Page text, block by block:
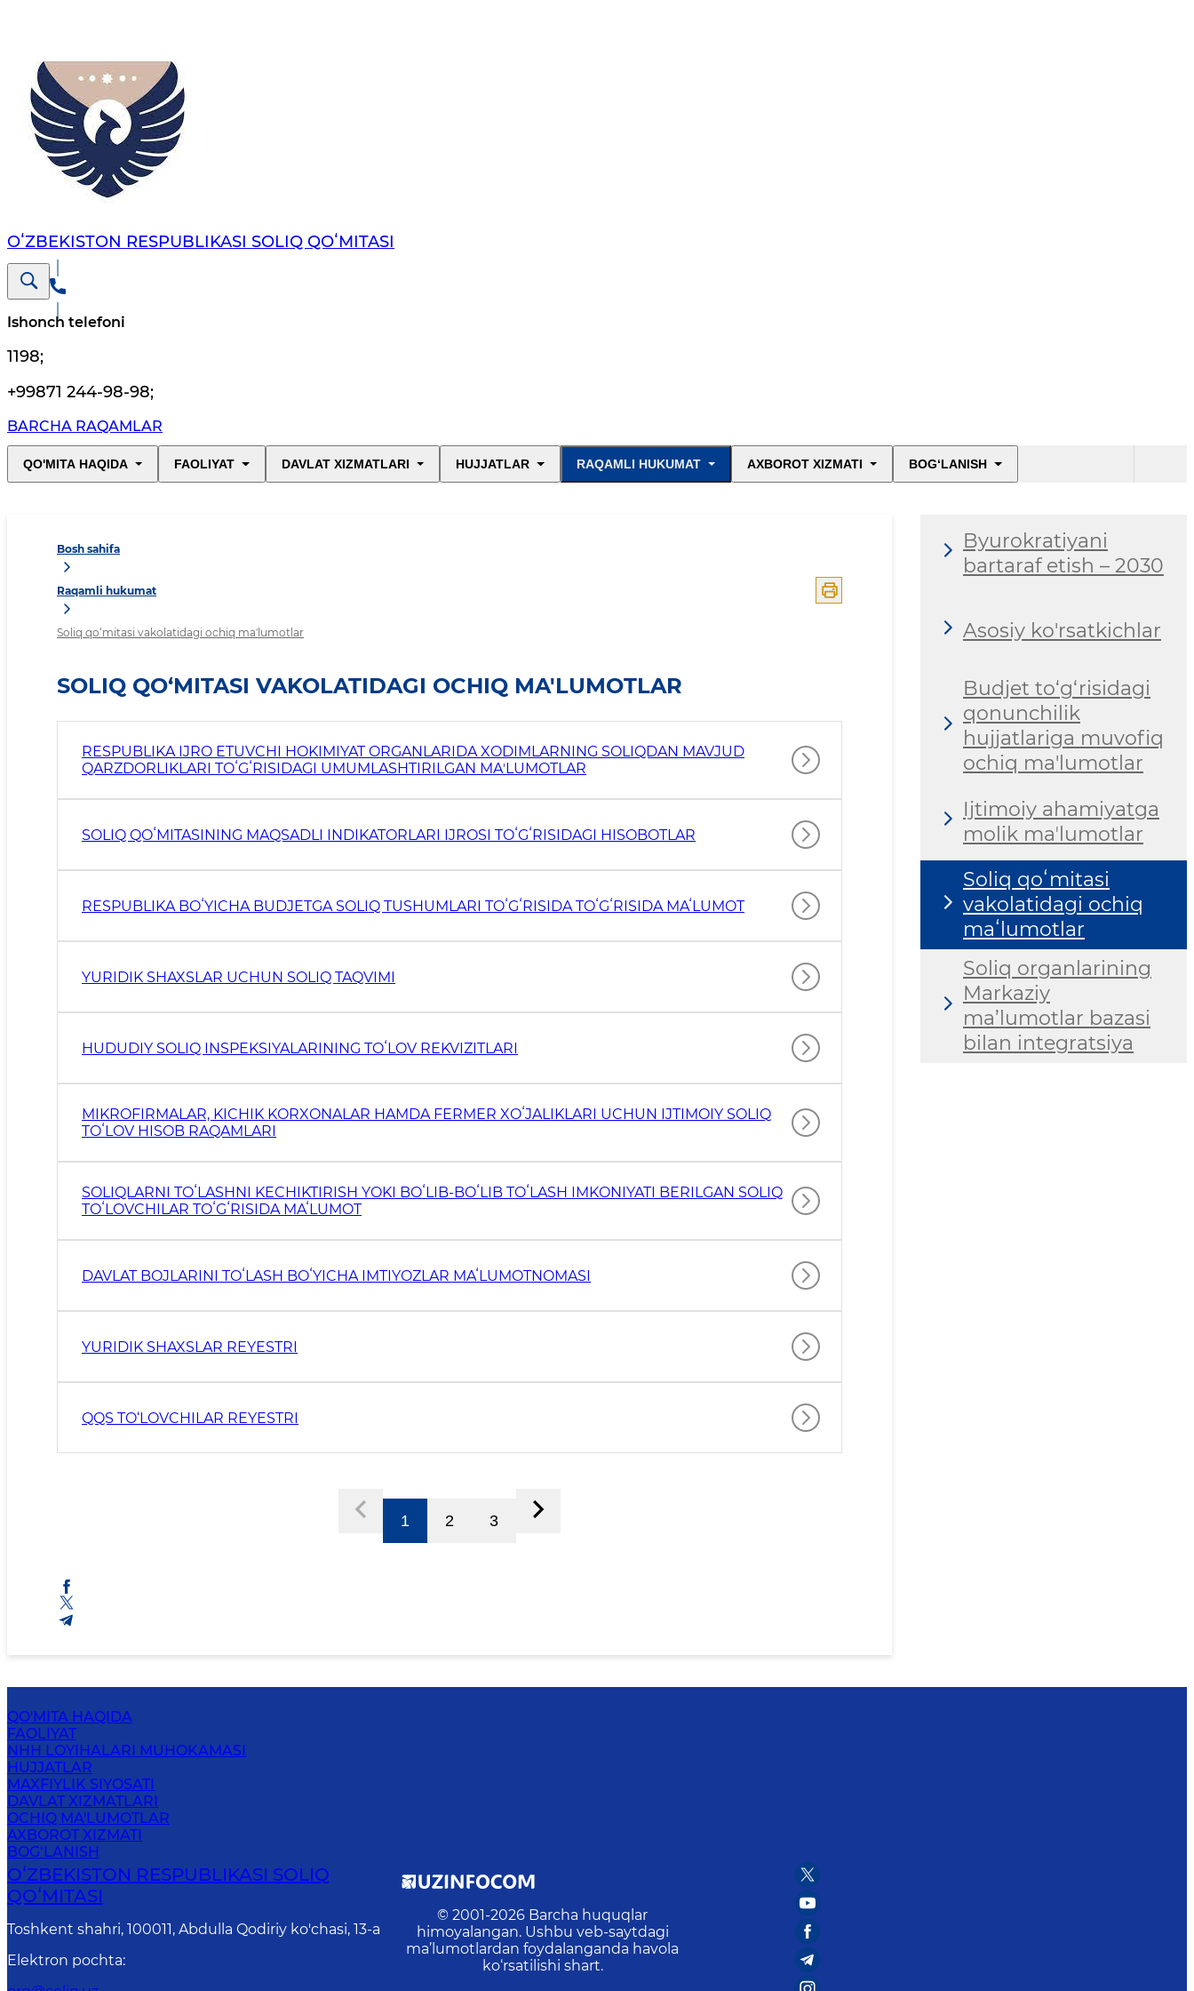
OʻZBEKISTON RESPUBLIKASI SOLIQ QOʻMITASI
Ishonch telefoni
1198;
+99871 244-98-98;
BARCHA RAQAMLAR
QO'MITA HAQIDA FAOLIYAT DAVLAT XIZMATLARI HUJJATLAR RAQAMLI HUKUMAT AXBOROT XIZMATI BOG‘LANISH
Bosh sahifa
Raqamli hukumat
Soliq qo‘mitasi vakolatidagi ochiq ma'lumotlar
SOLIQ QO‘MITASI VAKOLATIDAGI OCHIQ MA'LUMOTLAR
RESPUBLIKA IJRO ETUVCHI HOKIMIYAT ORGANLARIDA XODIMLARNING SOLIQDAN MAVJUD
QARZDORLIKLARI TOʻGʻRISIDAGI UMUMLASHTIRILGAN MAʼLUMOTLAR
SOLIQ QOʻMITASINING MAQSADLI INDIKATORLARI IJROSI TOʻGʻRISIDAGI HISOBOTLAR
RESPUBLIKA BOʻYICHA BUDJETGA SOLIQ TUSHUMLARI TOʻGʻRISIDA TOʻGʻRISIDA MAʻLUMOT
YURIDIK SHAXSLAR UCHUN SOLIQ TAQVIMI
HUDUDIY SOLIQ INSPEKSIYALARINING TOʻLOV REKVIZITLARI
MIKROFIRMALAR, KICHIK KORXONALAR HAMDA FERMER XOʻJALIKLARI UCHUN IJTIMOIY SOLIQ
TOʻLOV HISOB RAQAMLARI
SOLIQLARNI TOʻLASHNI KECHIKTIRISH YOKI BOʻLIB-BOʻLIB TOʻLASH IMKONIYATI BERILGAN SOLIQ
TOʻLOVCHILAR TOʻGʻRISIDA MAʻLUMOT
DAVLAT BOJLARINI TOʻLASH BOʻYICHA IMTIYOZLAR MAʻLUMOTNOMASI
YURIDIK SHAXSLAR REYESTRI
QQS TO‘LOVCHILAR REYESTRI
1 2 3
Byurokratiyani
bartaraf etish – 2030
Asosiy ko'rsatkichlar
Budjet to‘g‘risidagi
qonunchilik
hujjatlariga muvofiq
ochiq ma'lumotlar
Ijtimoiy ahamiyatga
molik maʼlumotlar
Soliq qoʻmitasi
vakolatidagi ochiq
maʻlumotlar
Soliq organlarining
Markaziy
ma’lumotlar bazasi
bilan integratsiya
QO'MITA HAQIDA
FAOLIYAT
NHH LOYIHALARI MUHOKAMASI
HUJJATLAR
MAXFIYLIK SIYOSATI
DAVLAT XIZMATLARI
OCHIQ MA'LUMOTLAR
AXBOROT XIZMATI
BOG‘LANISH
OʻZBEKISTON RESPUBLIKASI SOLIQ
QOʻMITASI
Toshkent shahri, 100011, Abdulla Qodiriy ko'chasi, 13-a
Elektron pochta:
© 2001-2026 Barcha huquqlar
himoyalangan. Ushbu veb-saytdagi
ma’lumotlardan foydalanganda havola
ko‘rsatilishi shart.